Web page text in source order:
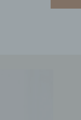
Ortswechsel